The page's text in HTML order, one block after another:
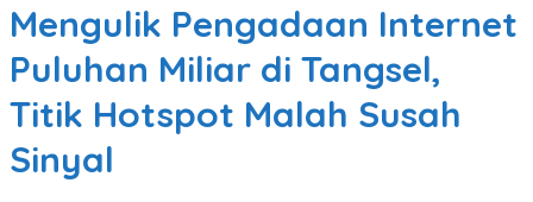
Mengulik Pengadaan Internet
Puluhan Miliar di Tangsel,
Titik Hotspot Malah Susah
Sinyal